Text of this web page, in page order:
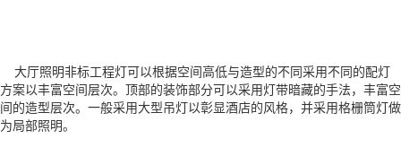
大厅照明非标工程灯可以根据空间高低与造型的不同采用不同的配灯
方案以丰富空间层次。顶部的装饰部分可以采用灯带暗藏的手法，丰富空
间的造型层次。一般采用大型吊灯以彰显酒店的风格，并采用格栅筒灯做
为局部照明。